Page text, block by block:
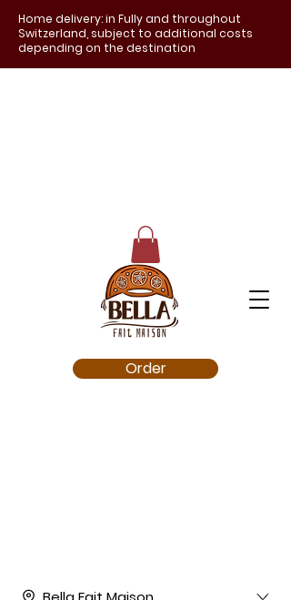
Home delivery: in Fully and throughout
Switzerland, subject to additional costs
depending on the destination
Order